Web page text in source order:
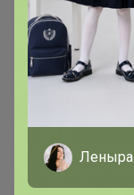
Леныра